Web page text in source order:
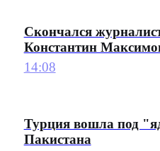
Скончался
Константин
14:08
Турция вошла под
Пакистана